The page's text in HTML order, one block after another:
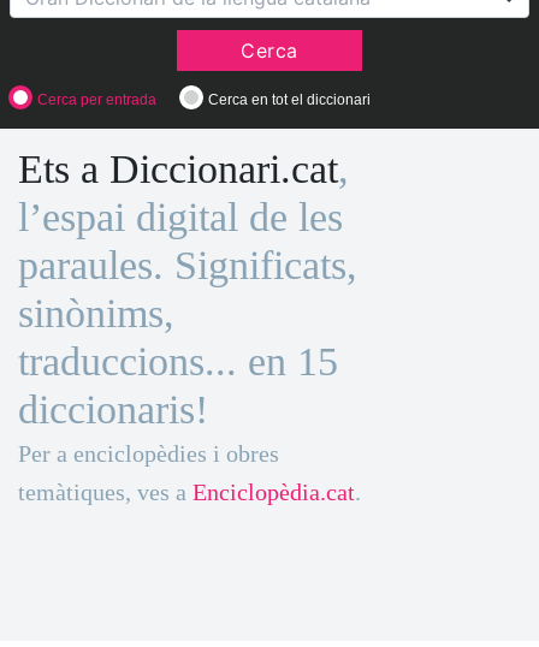
Cerca
Cerca per entrada Cerca en tot el diccionari
Ets a Diccionari.cat,
l’espai digital de les
paraules. Significats,
sinònims,
traduccions... en 15
diccionaris!
Per a enciclopèdies i obres
temàtiques, ves a Enciclopèdia.cat.